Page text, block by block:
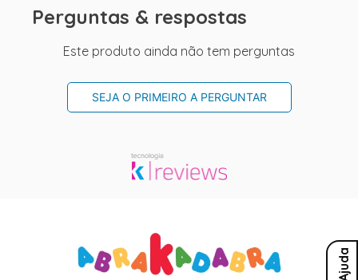
Perguntas & respostas
Este produto ainda não tem perguntas
SEJA O PRIMEIRO A PERGUNTAR
Ajuda